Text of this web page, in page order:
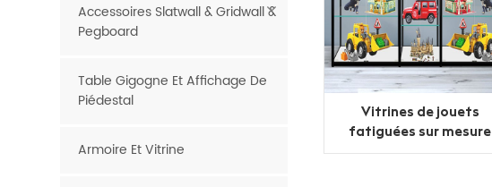
Vitrines de jouets
fatiguées sur mesure
avec lumière Led
Accessoires Slatwall & Gridwall &
Pegboard
Table Gigogne Et Affichage De
Piédestal
Armoire Et Vitrine